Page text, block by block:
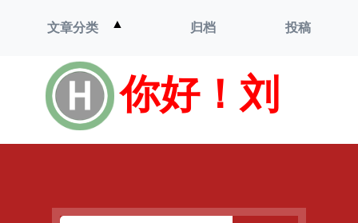
你好！刘
文章分类 ▲
单
归档 投稿